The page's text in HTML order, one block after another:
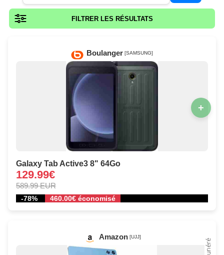
FILTRER LES RÉSULTATS
Boulanger [SAMSUNG]
Galaxy Tab Active3 8" 64Go
129.99€
589.99 EUR
-78% 460.00€ économisé
+
Amazon [UJJ]